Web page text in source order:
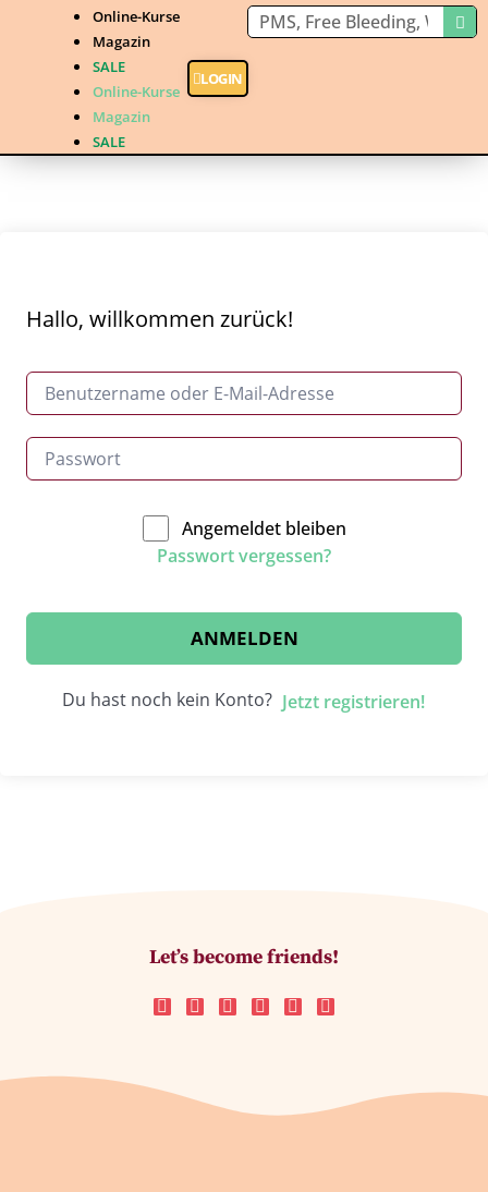
Online-Kurse
Magazin
SALE
Online-Kurse
Magazin
SALE
LOGIN
Hallo, willkommen zurück!
Angemeldet bleiben
Passwort vergessen?
ANMELDEN
Du hast noch kein Konto? Jetzt registrieren!
Let’s become friends!